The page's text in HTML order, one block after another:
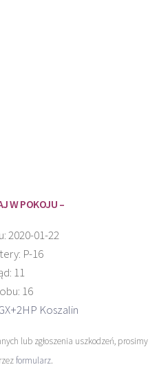
W POKOJU –
2020-01-22
P-16
11
16
Koszalin
lub zgłoszenia uszkodzeń, prosimy
formularz.